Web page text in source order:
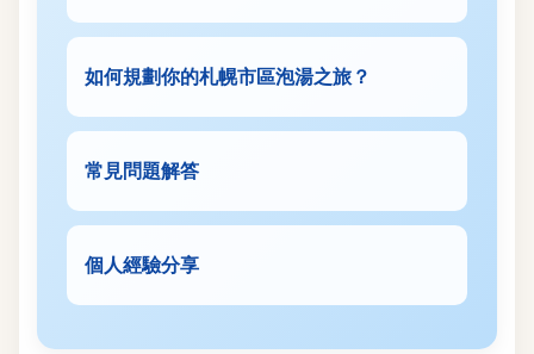
如何規劃你的札幌市區泡湯之旅？
常見問題解答
個人經驗分享